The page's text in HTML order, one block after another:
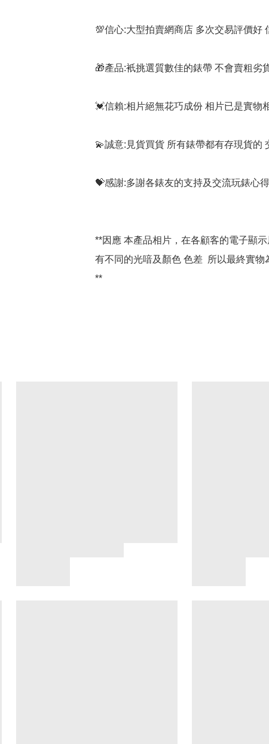
💯信心:大型拍賣網商店 多次交易評價好
🎁產品:衹挑選質數佳的錶帶 不會賣粗劣
💓信賴:相片絕無花巧成份 相片已是實物
💫誠意:見貨買貨 所有錶帶都有存現貨的
💝感謝:多謝各錶友的支持及交流玩錶心
**因應 本產品相片，在各顧客的電子顯
有不同的光喑及顏色 色差  所以最終實物